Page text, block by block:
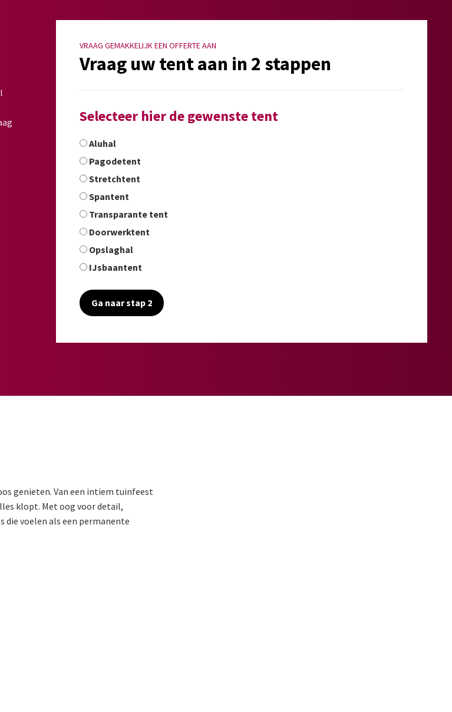
VRAAG GEMAKKELIJK EEN OFFERTE AAN
Vraag uw tent aan in 2 stappen
Selecteer hier de gewenste tent
Aluhal
Pagodetent
Stretchtent
Spantent
Transparante tent
Doorwerktent
Opslaghal
IJsbaantent
Ga naar stap 2
genieten. Van een intiem tuinfeest
klopt. Met oog voor detail,
voelen als een permanente